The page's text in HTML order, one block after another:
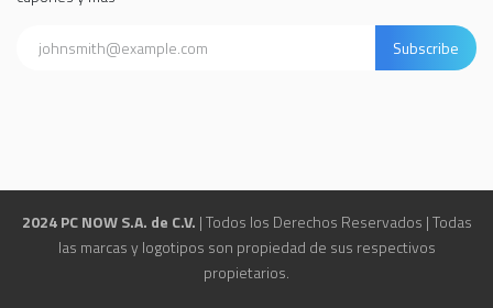
Subscribe
2024 PC NOW S.A. de C.V. | Todos los Derechos Reservados | Todas
las marcas y logotipos son propiedad de sus respectivos
propietarios.